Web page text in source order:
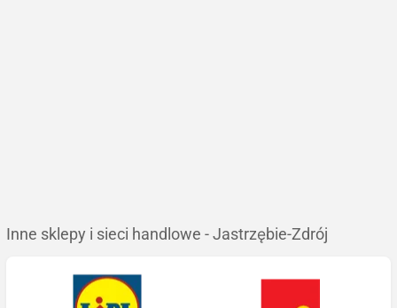
Inne sklepy i sieci handlowe - Jastrzębie-Zdrój